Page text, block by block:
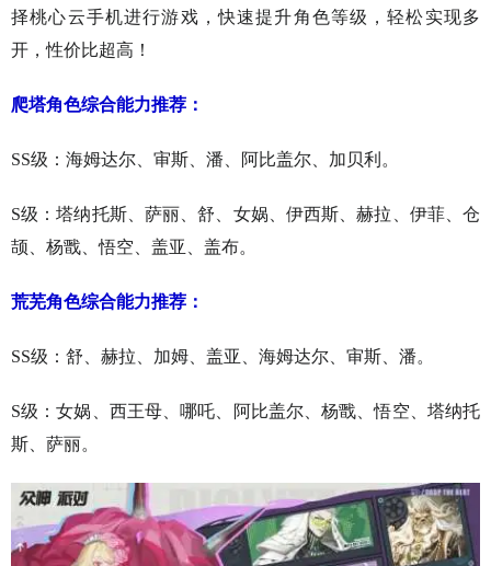
择桃心云手机进行游戏，快速提升角色等级，轻松实现多
开，性价比超高！
爬塔角色综合能力推荐：
SS级：海姆达尔、审斯、潘、阿比盖尔、加贝利。
S级：塔纳托斯、萨丽、舒、女娲、伊西斯、赫拉、伊菲、仓
颉、杨戬、悟空、盖亚、盖布。
荒芜角色综合能力推荐：
SS级：舒、赫拉、加姆、盖亚、海姆达尔、审斯、潘。
S级：女娲、西王母、哪吒、阿比盖尔、杨戬、悟空、塔纳托
斯、萨丽。